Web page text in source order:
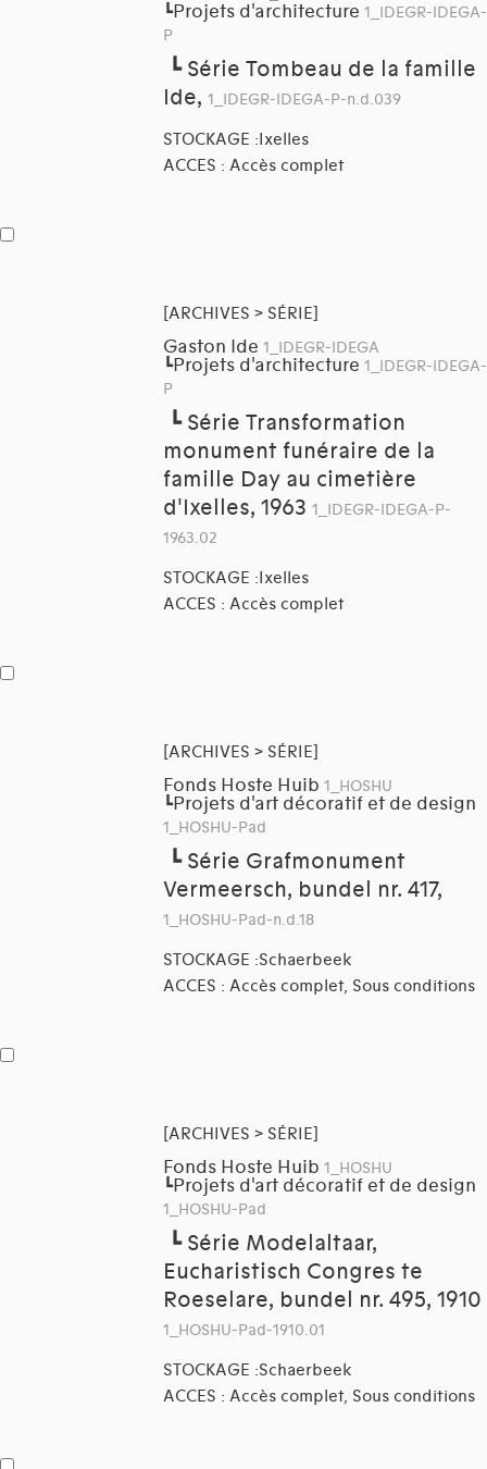
┗Projets d'architecture 1_IDEGR-IDEGA-
P
┗ Série Tombeau de la famille
Ide, 1_IDEGR-IDEGA-P-n.d.039
STOCKAGE :Ixelles
ACCES : Accès complet
[ARCHIVES > SÉRIE]
Gaston Ide 1_IDEGR-IDEGA
┗Projets d'architecture 1_IDEGR-IDEGA-
P
┗ Série Transformation
monument funéraire de la
famille Day au cimetière
d'Ixelles, 1963 1_IDEGR-IDEGA-P-
1963.02
STOCKAGE :Ixelles
ACCES : Accès complet
[ARCHIVES > SÉRIE]
Fonds Hoste Huib 1_HOSHU
┗Projets d'art décoratif et de design
1_HOSHU-Pad
┗ Série Grafmonument
Vermeersch, bundel nr. 417,
1_HOSHU-Pad-n.d.18
STOCKAGE :Schaerbeek
ACCES : Accès complet, Sous conditions
[ARCHIVES > SÉRIE]
Fonds Hoste Huib 1_HOSHU
┗Projets d'art décoratif et de design
1_HOSHU-Pad
┗ Série Modelaltaar,
Eucharistisch Congres te
Roeselare, bundel nr. 495, 1910
1_HOSHU-Pad-1910.01
STOCKAGE :Schaerbeek
ACCES : Accès complet, Sous conditions